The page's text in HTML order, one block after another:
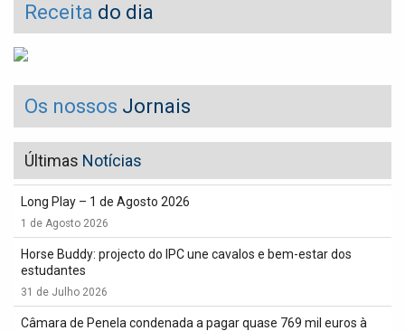
Receita do dia
Os nossos Jornais
Últimas Notícias
Long Play – 1 de Agosto 2026
1 de Agosto 2026
Horse Buddy: projecto do IPC une cavalos e bem-estar dos
estudantes
31 de Julho 2026
Câmara de Penela condenada a pagar quase 769 mil euros à